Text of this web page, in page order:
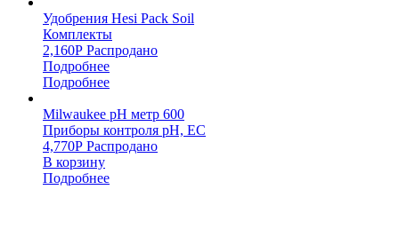
Удобрения Hesi Pack Soil
Комплекты
2,160Р Распродано
Подробнее
Подробнее
Milwaukee pH метр 600
Приборы контроля pH, EC
4,770Р Распродано
В корзину
Подробнее